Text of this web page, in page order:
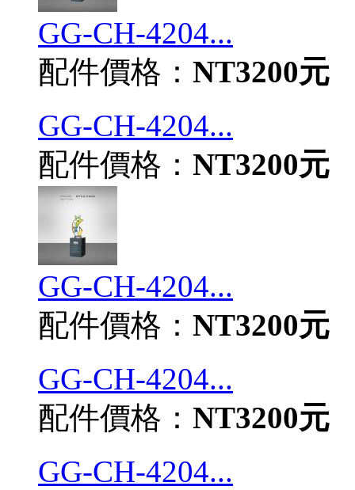
GG-CH-4204...
配件價格： NT3200元
GG-CH-4204...
配件價格： NT3200元
GG-CH-4204...
配件價格： NT3200元
GG-CH-4204...
配件價格： NT3200元
GG-CH-4204...